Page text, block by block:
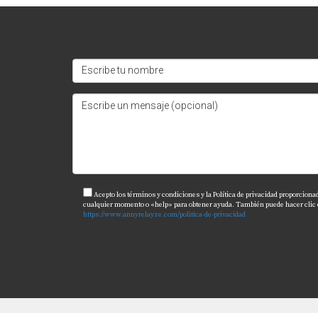
Sí, hay varias escuelas públicas y privadas
5. ¿Cómo puedo financiar la compra
CONCLUSIÓN
En resumen, vivir en Kendall ofrece
paso hacia tu nuevo hogar o si
encantada de ayudarte a encontrar la casa
Acepto los términos y condiciones y la Política de privacidad
cualquier momento o «help» para obtener ayuda. También puede hacer
https://www.annyrelayze.com/politica-de-privacidad